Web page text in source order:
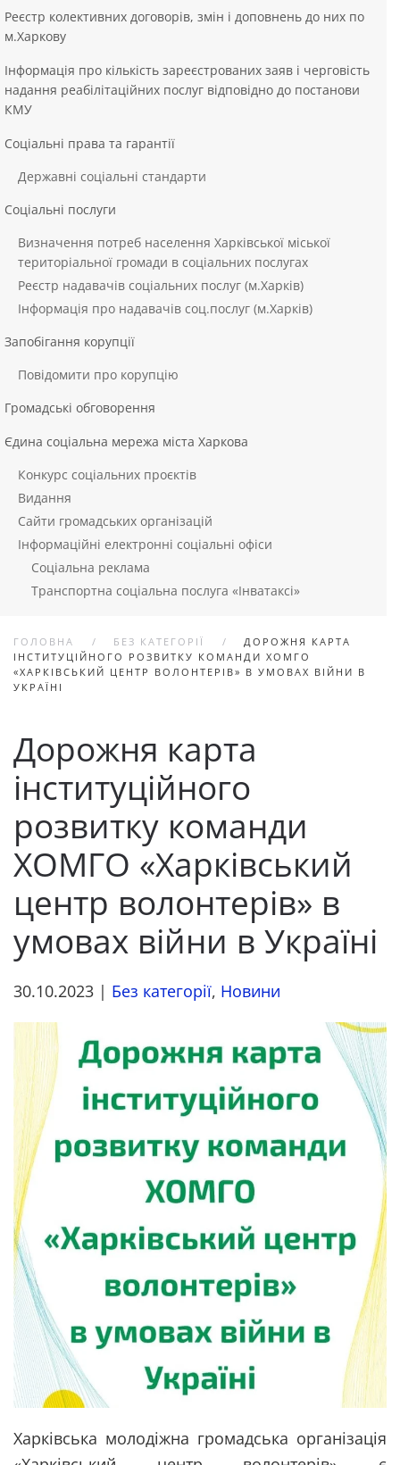
Реєстр колективних договорів, змін і доповнень до них по
м.Харкову
Інформація про кількість зареєстрованих заяв і черговість
надання реабілітаційних послуг відповідно до постанови
КМУ
Соціальні права та гарантії
Державні соціальні стандарти
Соціальні послуги
Визначення потреб населення Харківської міської
територіальної громади в соціальних послугах
Реєстр надавачів соціальних послуг (м.Харків)
Інформація про надавачів соц.послуг (м.Харків)
Запобігання корупції
Повідомити про корупцію
Громадські обговорення
Єдина соціальна мережа міста Харкова
Конкурс соціальних проєктів
Видання
Сайти громадських організацій
Інформаційні електронні соціальні офіси
Соціальна реклама
Транспортна соціальна послуга «Інватаксі»
ГОЛОВНА БЕЗ КАТЕГОРІЇ
ДОРОЖНЯ КАРТА
ІНСТИТУЦІЙНОГО РОЗВИТКУ КОМАНДИ ХОМГО
«ХАРКІВСЬКИЙ ЦЕНТР ВОЛОНТЕРІВ» В УМОВАХ ВІЙНИ В
УКРАЇНІ
Дорожня карта
інституційного
розвитку команди
ХОМГО «Харківський
центр волонтерів» в
умовах війни в Україні
30.10.2023 | Без категорії, Новини
Харківська молодіжна громадська організація